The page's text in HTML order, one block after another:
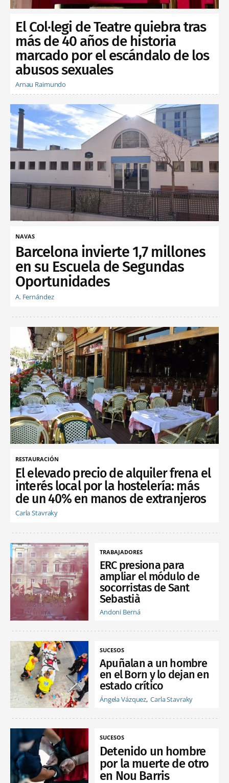
El Col·legi de Teatre quiebra tras
más de 40 años de historia
marcado por el escándalo de los
abusos sexuales
Arnau Raimundo
NAVAS
Barcelona invierte 1,7 millones
en su Escuela de Segundas
Oportunidades
A. Fernández
RESTAURACIÓN
El elevado precio de alquiler frena el
interés local por la hostelería: más
de un 40% en manos de extranjeros
Carla Stavraky
TRABAJADORES
ERC presiona para
ampliar el módulo de
socorristas de Sant
Sebastià
Andoni Berná
SUCESOS
Apuñalan a un hombre
en el Born y lo dejan en
estado crítico
Ángela Vázquez Carla Stavraky
SUCESOS
Detenido un hombre
por la muerte de otro
en Nou Barris